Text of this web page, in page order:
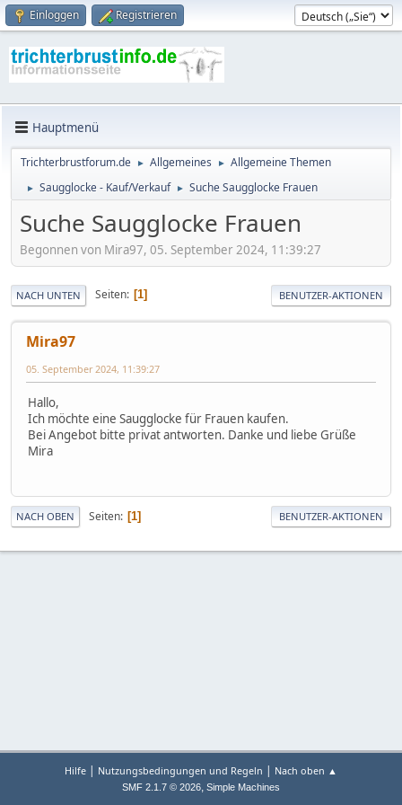
Einloggen Registrieren
Hauptmenü
Trichterbrustforum.de ► Allgemeines ► Allgemeine Themen
► Saugglocke - Kauf/Verkauf ► Suche Saugglocke Frauen
Suche Saugglocke Frauen
Begonnen von Mira97, 05. September 2024, 11:39:27
NACH UNTEN Seiten 1 BENUTZER-AKTIONEN
Mira97
05. September 2024, 11:39:27
Hallo,
Ich möchte eine Saugglocke für Frauen kaufen.
Bei Angebot bitte privat antworten. Danke und liebe Grüße
Mira
NACH OBEN Seiten 1 BENUTZER-AKTIONEN
Hilfe | Nutzungsbedingungen und Regeln | Nach oben ▲
SMF 2.1.7 © 2026, Simple Machines